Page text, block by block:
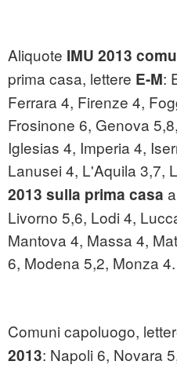
Aliquote IMU 2013
prima casa, lettere E-M:
Ferrara 4, Firenze 4,
Frosinone 6, Genova
Iglesias 4, Imperia 4,
Lanusei 4, L'Aquila 3,7,
2013 sulla prima casa
Livorno 5,6, Lodi 4,
Mantova 4, Massa 4,
6, Modena 5,2, Monza 4.
Comuni capoluogo,
2013: Napoli 6, Novara